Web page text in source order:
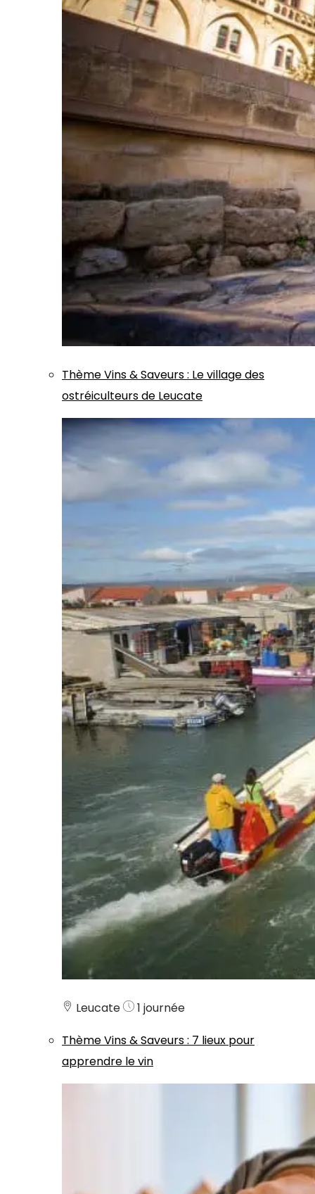
ThèmeVins & Saveurs: Le village des
ostréiculteurs de Leucate
Leucate
1 journée
ThèmeVins & Saveurs: 7 lieux pour
apprendre le vin